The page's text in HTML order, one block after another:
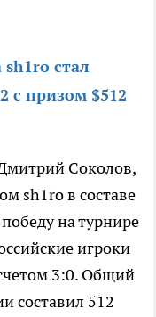
стал
с призом $512
Соколов,
sh1ro в составе
на турнире
игроки
3:0. Общий
составил 512